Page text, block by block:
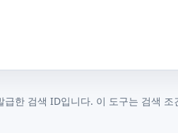
한 검색 ID입니다. 이 도구는 검색